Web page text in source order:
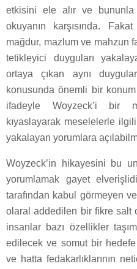
etkisini ele alır ve bununla
okuyanın karşısında.
mağdur, mazlum ve mahzun
tetikleyici duyguları
ortaya çıkan aynı
konusunda önemli bir
ifadeyle Woyzeck’i bir
kıyaslayarak meselelerle
yakalayan yorumlara
Woyzeck’in hikayesini bu
yorumlamak gayet
tarafından kabul görmeyen
olaral addedilen bir fikre salt
insanlar bazı özellikler
edilecek ve somut bir
ve hatta fedakarlıklarının